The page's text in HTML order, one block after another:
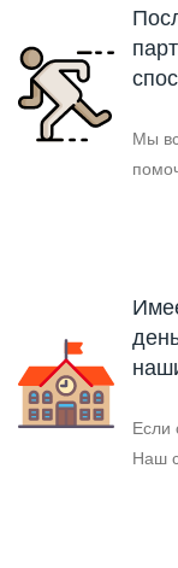
Мы
Если
Наш